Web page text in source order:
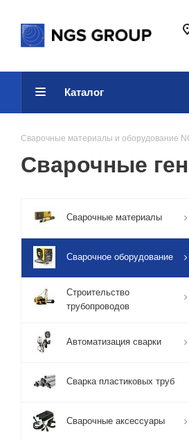
Каталог
Сварочные материалы и оборудование
Сварочные
Сварочные материалы
Сварочное оборудование
Строительство
трубопроводов
Автоматизация сварки
Сварка пластиковых труб
Сварочные аксессуары